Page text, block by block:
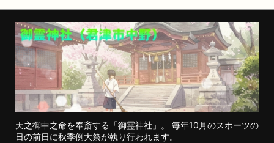
天之御中之命を奉斎する「御霊神社」。 毎年10月のスポーツの
日の前日に秋季例大祭が執り行われます。